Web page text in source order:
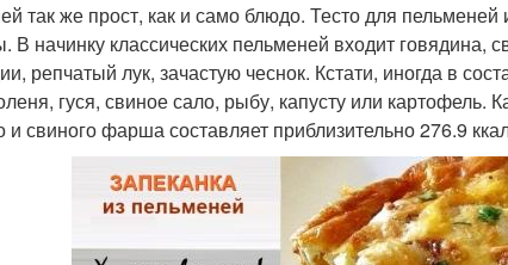
так же прост, как и само блюдо. Тесто для
В начинку классических пельменей входит говядина,
репчатый лук, зачастую чеснок. Кстати, иногда в
гуся, свиное сало, рыбу, капусту или картофель.
и свиного фарша составляет приблизительно 276.9